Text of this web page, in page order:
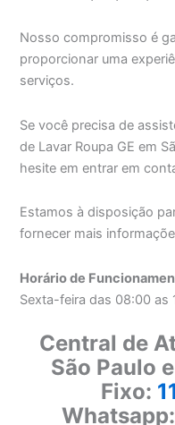
Nosso compromisso é
proporcionar uma
serviços.
Se você precisa de
de Lavar Roupa GE em
hesite em entrar em
Estamos à disposição
fornecer mais
Horário de
Sexta-feira das 08:00 as
Central de
São Paulo
Fixo:
Whatsapp: